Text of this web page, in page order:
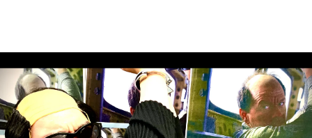
イベント・グッズ
YouTube
会社情報